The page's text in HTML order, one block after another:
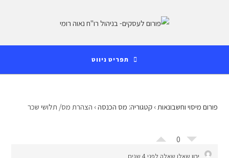
תפריט ניווט
פורום מיסוי וחשבונאות ›קטגוריה: מס הכנסה› הצהרת מס/ תלושי שכר
0
ירון שאלו שאלה לפני 4 שנים